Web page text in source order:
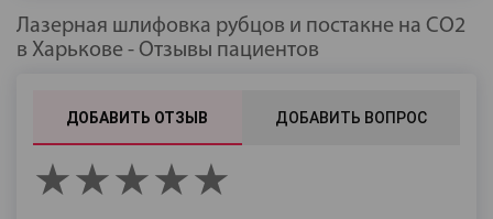
Лазерная шлифовка рубцов и постакне на СО2
в Харькове - Отзывы пациентов
ДОБАВИТЬ ОТЗЫВ ДОБАВИТЬ ВОПРОС